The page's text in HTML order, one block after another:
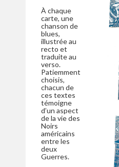
À chaque
carte, une
chanson de
blues,
illustrée au
recto et
traduite au
verso.
Patiemment
choisis,
chacun de
ces textes
témoigne
d’un aspect
de la vie des
Noirs
américains
entre les
deux
Guerres.